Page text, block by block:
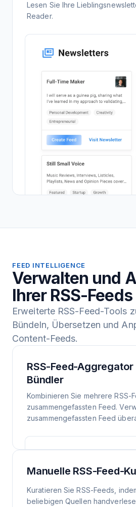
Lesen Sie Ihre
Reader.
FEED INTELLIGENCE
Verwalten und
Ihrer RSS-Feeds
Erweiterte RSS-Feed-Tools
Bündeln, Übersetzen und
Content-Feeds.
RSS-Feed-Aggregator
Bündler
Kombinieren Sie mehrere RSS-
zusammengefassten Feed.
zusammengefassten Feed
Manuelle RSS-Feed-
Kuratieren Sie RSS-Feeds,
beliebigen Quellen